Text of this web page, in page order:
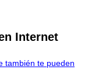
Internet
también te pueden